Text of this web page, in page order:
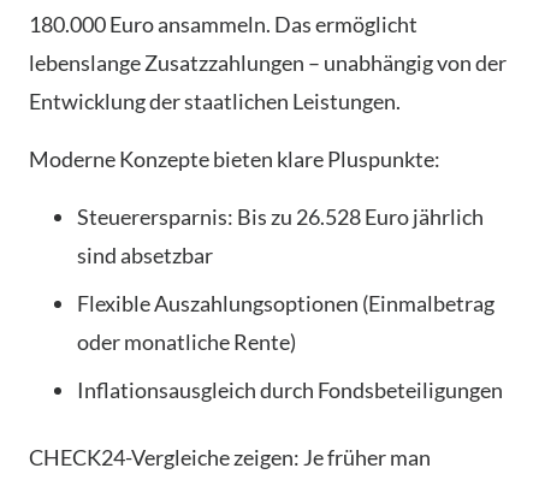
180.000 Euro ansammeln. Das ermöglicht
lebenslange Zusatzzahlungen – unabhängig von der
Entwicklung der staatlichen Leistungen.
Moderne Konzepte bieten klare Pluspunkte:
Steuerersparnis: Bis zu 26.528 Euro jährlich
sind absetzbar
Flexible Auszahlungsoptionen (Einmalbetrag
oder monatliche Rente)
Inflationsausgleich durch Fondsbeteiligungen
CHECK24-Vergleiche zeigen: Je früher man